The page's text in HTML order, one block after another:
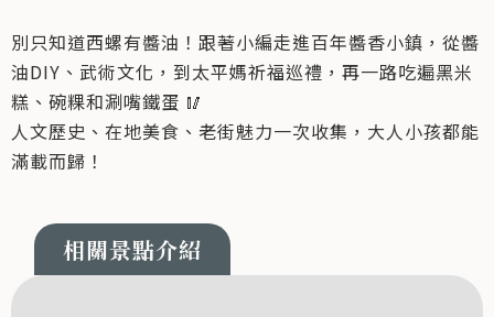
別只知道西螺有醬油！跟著小編走進百年醬香小鎮，從醬
油DIY、武術文化，到太平媽祈福巡禮，再一路吃遍黑米
糕、碗粿和涮嘴鐵蛋 🥢
人文歷史、在地美食、老街魅力一次收集，大人小孩都能
滿載而歸！